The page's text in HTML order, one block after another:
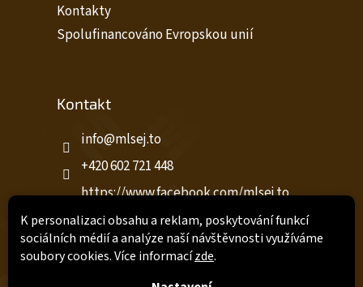
K personalizaci obsahu a reklam, poskytování funkcí
sociálních médií a analýze naší návštěvnosti využíváme
soubory cookies. Více informacízde.
Kontakty
Spolufinancováno Evropskou unií
Kontakt
info@mlsej.to
+420 602 721 448
https://www.facebook.com/mlsej.to
https://www.facebook.com/profile.ph
p?id=61576587668232